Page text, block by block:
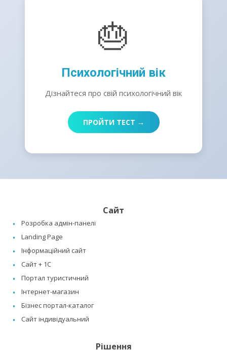
🎂
Психологічний вік
Дізнайтеся про свій психологічний вік
ПРОЙТИ ТЕСТ →
Сайт
Розробка адмін-панелі
Landing Page
Інформаційний сайт
Сайт + 1C
Портал туристичний
Інтернет-магазин
Бізнес портал-каталог
Сайт індивідуальний
Рішення